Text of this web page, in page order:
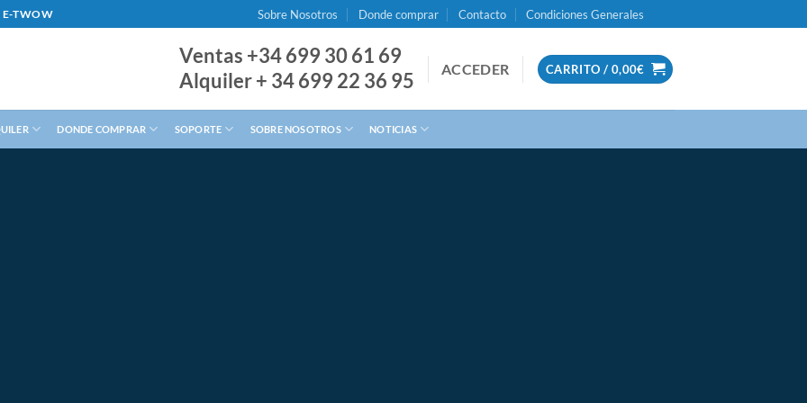
E-TWOW Sobre Nosotros Donde comprar Contacto Condiciones Generales
Ventas +34 699 30 61 69
Alquiler + 34 699 22 36 95
ACCEDER CARRITO / 0,00€
DONDE COMPRAR SOPORTE SOBRE NOSOTROS NOTICIAS